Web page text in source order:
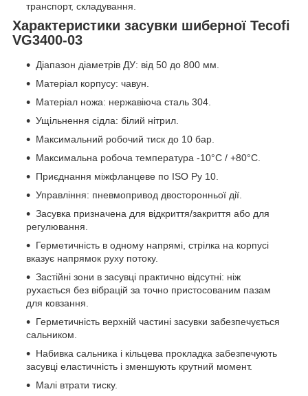
транспорт, складування.
Характеристики засувки шиберної Tecofi
VG3400-03
Діапазон діаметрів ДУ: від 50 до 800 мм.
Матеріал корпусу: чавун.
Матеріал ножа: нержавіюча сталь 304.
Ущільнення сідла: білий нітрил.
Максимальний робочий тиск до 10 бар.
Максимальна робоча температура -10°C / +80°C.
Приєднання міжфланцеве по ISO Ру 10.
Управління: пневмопривод двосторонньої дії.
Засувка призначена для відкриття/закриття або для
регулювання.
Герметичність в одному напрямі, стрілка на корпусі
вказує напрямок руху потоку.
Застійні зони в засувці практично відсутні: ніж
рухається без вібрацій за точно пристосованим пазам
для ковзання.
Герметичність верхній частині засувки забезпечується
сальником.
Набивка сальника і кільцева прокладка забезпечують
засувці еластичність і зменшують крутний момент.
Малі втрати тиску.